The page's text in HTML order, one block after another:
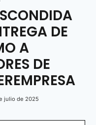
DE
A
DE
julio de 2025